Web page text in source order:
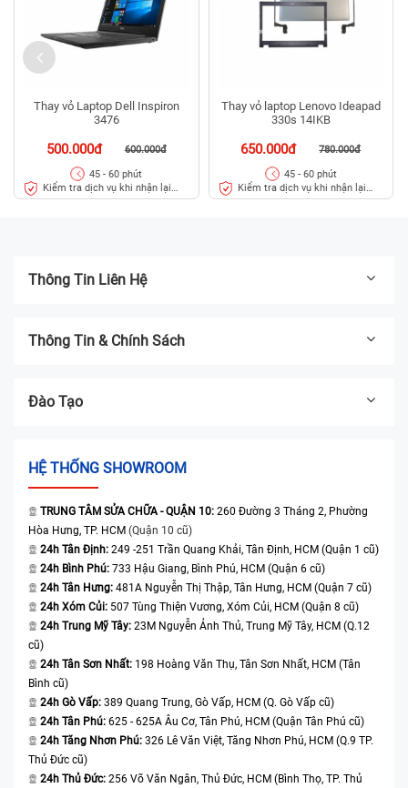
Thay vỏ Laptop Dell Inspiron
3476
500.000đ 600.000đ
45 - 60 phút
Kiểm tra dịch vụ khi nhận lại
máy
Thay vỏ laptop Lenovo Ideapad
330s 14IKB
650.000đ 780.000đ
45 - 60 phút
Kiểm tra dịch vụ khi nhận lại
máy
Thông Tin Liên Hệ
Thông Tin & Chính Sách
Đào Tạo
HỆ THỐNG SHOWROOM
TRUNG TÂM SỬA CHỮA - QUẬN 10: 260 Đường 3 Tháng 2, Phường
Hòa Hưng, TP. HCM (Quận 10 cũ)
24h Tân Định: 249 -251 Trần Quang Khải, Tân Định, HCM (Quận 1 cũ)
24h Bình Phú: 733 Hậu Giang, Bình Phú, HCM (Quận 6 cũ)
24h Tân Hưng: 481A Nguyễn Thị Thập, Tân Hưng, HCM (Quận 7 cũ)
24h Xóm Củi: 507 Tùng Thiện Vương, Xóm Củi, HCM (Quận 8 cũ)
24h Trung Mỹ Tây: 23M Nguyễn Ảnh Thủ, Trung Mỹ Tây, HCM (Q.12
cũ)
24h Tân Sơn Nhất: 198 Hoàng Văn Thụ, Tân Sơn Nhất, HCM (Tân
Bình cũ)
24h Gò Vấp: 389 Quang Trung, Gò Vấp, HCM (Q. Gò Vấp cũ)
24h Tân Phú: 625 - 625A Âu Cơ, Tân Phú, HCM (Quận Tân Phú cũ)
24h Tăng Nhơn Phú: 326 Lê Văn Việt, Tăng Nhơn Phú, HCM (Q.9 TP.
Thủ Đức cũ)
24h Thủ Đức: 256 Võ Văn Ngân, Thủ Đức, HCM (Bình Thọ, TP. Thủ